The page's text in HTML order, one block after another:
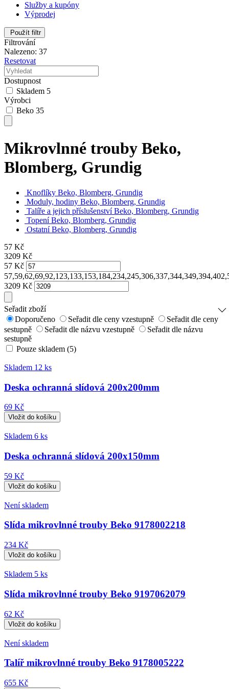
Služby a kupóny
Výprodej
Použít filtr
Filtrování
Nalezeno: 37
Resetovat
Dostupnost
Skladem 5
Výrobci
Beko 35
Mikrovlnné trouby Beko,
Blomberg, Grundig
Knoflíky Beko, Blomberg, Grundig
Moduly, hodiny Beko, Blomberg, Grundig
Talíře a jejich příslušenství Beko, Blomberg, Grundig
Topení Beko, Blomberg, Grundig
Ostatní Beko, Blomberg, Grundig
57 Kč
3209 Kč
57 Kč
3209 Kč
Seřadit zboží
Doporučeno
Seřadit dle ceny vzestupně
Seřadit dle ceny
sestupně
Seřadit dle názvu vzestupně
Seřadit dle názvu
sestupně
Pouze skladem (5)
Skladem 12 ks
Deska ochranná slídová 200x200mm
69 Kč
Skladem 6 ks
Deska ochranná slídová 200x150mm
59 Kč
Není skladem
Slída mikrovlnné trouby Beko 9178002218
234 Kč
Skladem 5 ks
Slída mikrovlnné trouby Beko 9197062079
62 Kč
Není skladem
Talíř mikrovlnné trouby Beko 9178005222
655 Kč